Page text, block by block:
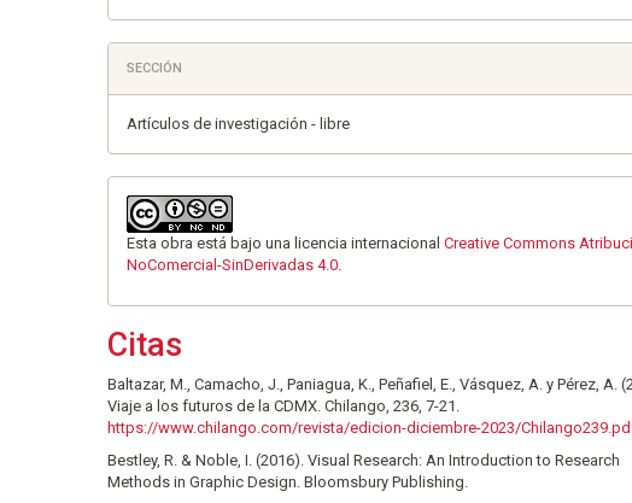
SECCIÓN
Artículos de investigación - libre
Esta obra está bajo una licencia internacionalCreative Commons
NoComercial-SinDerivadas 4.0
Citas
Baltazar, M., Camacho, J., Paniagua, K., Peñafiel, E., Vásquez, A. y Pérez, A.
Viaje a los futuros de la CDMX. Chilango, 236, 7-21.
https://www.chilango.com/revista/edicion-diciembre-2023/
Bestley, R. & Noble, I. (2016). Visual Research: An Introduction to Research
Methods in Graphic Design. Bloomsbury Publishing.